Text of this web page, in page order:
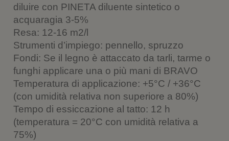
diluire con PINETA diluente sintetico o
acquaragia 3-5%
Resa: 12-16 m2/l
Strumenti d’impiego: pennello, spruzzo
Fondi: Se il legno è attaccato da tarli, tarme o
funghi applicare una o più mani di BRAVO
Temperatura di applicazione: +5°C / +36°C
(con umidità relativa non superiore a 80%)
Tempo di essiccazione al tatto: 12 h
(temperatura = 20°C con umidità relativa a
75%)